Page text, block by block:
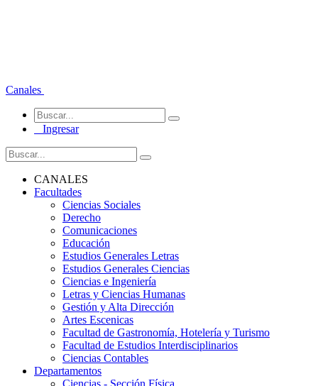
Canales
Ingresar
CANALES
Facultades
Ciencias Sociales
Derecho
Comunicaciones
Educación
Estudios Generales Letras
Estudios Generales Ciencias
Ciencias e Ingeniería
Letras y Ciencias Humanas
Gestión y Alta Dirección
Artes Escenicas
Facultad de Gastronomía, Hotelería y Turismo
Facultad de Estudios Interdisciplinarios
Ciencias Contables
Departamentos
Ciencias - Sección Física